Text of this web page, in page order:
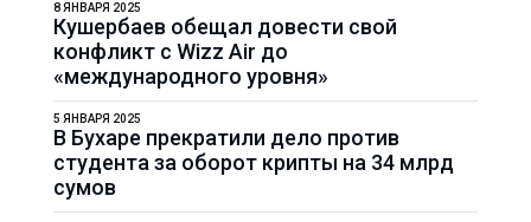
Кушербаев обещал довести свой
конфликт с Wizz Air до
«международного уровня»
8 ЯНВАРЯ 2025
В Бухаре прекратили дело против
студента за оборот крипты на 34 млрд
сумов
5 ЯНВАРЯ 2025